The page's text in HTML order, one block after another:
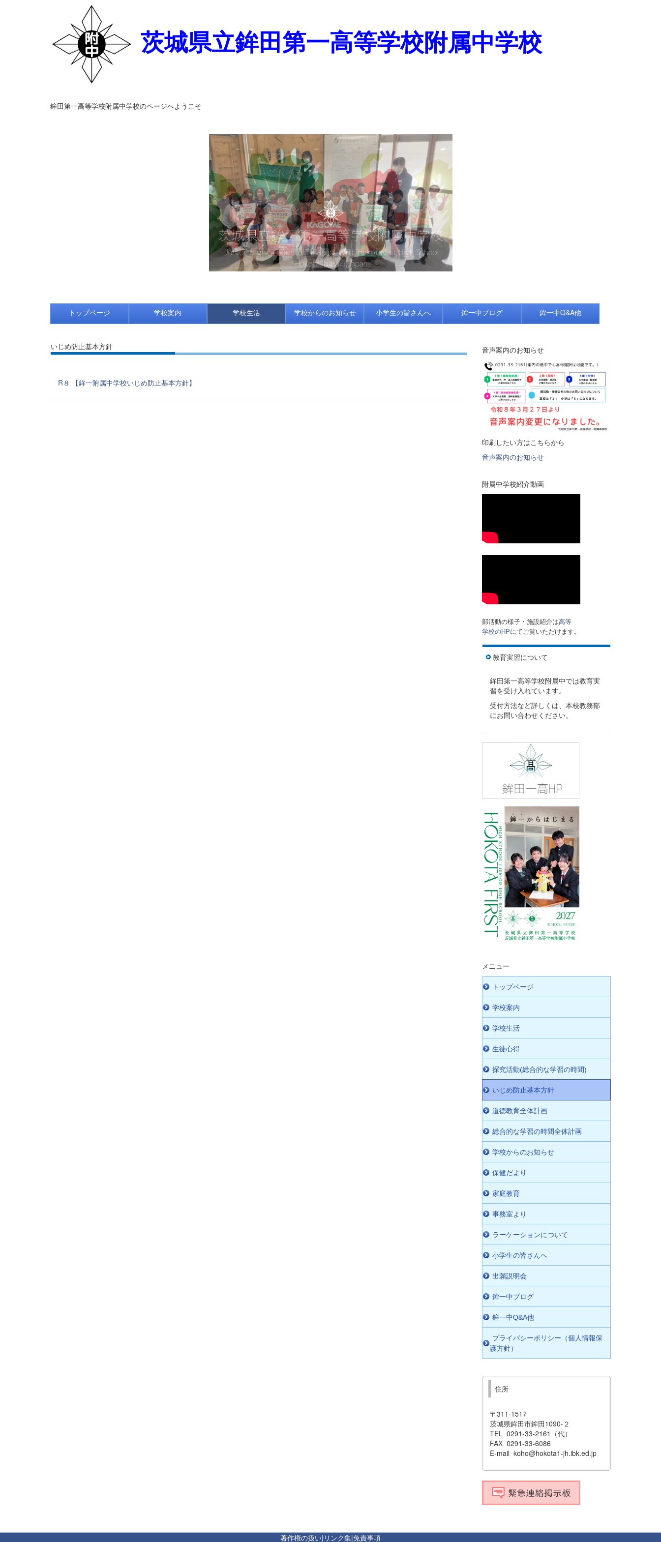
茨城県立鉾田第一高等学校附属中学校
鉾田第一高等学校附属中学校のページへようこそ
トップページ 学校案内 学校生活 学校からのお知らせ 小学生の皆さんへ 鉾一中ブログ 鉾一中Q&A他
いじめ防止基本方針
R８ 【鉾一附属中学校いじめ防止基本方針】
音声案内のお知らせ
印刷したい方はこちらから
音声案内のお知らせ
附属中学校紹介動画
部活動の様子・施設紹介は高等
学校のHPにてご覧いただけます。
教育実習について
鉾田第一高等学校附属中では教育実
習を受け入れています。
受付方法など詳しくは、本校教務部
にお問い合わせください。
メニュー
トップページ
学校案内
学校生活
生徒心得
探究活動(総合的な学習の時間)
いじめ防止基本方針
道徳教育全体計画
総合的な学習の時間全体計画
学校からのお知らせ
保健だより
家庭教育
事務室より
ラーケーションについて
小学生の皆さんへ
出願説明会
鉾一中ブログ
鉾一中Q&A他
プライバシーポリシー（個人情報保
護方針）
住所
〒311-1517
茨城県鉾田市鉾田1090-２
TEL 0291-33-2161（代）
FAX 0291-33-6086
E-mail koho@hokota1-jh.ibk.ed.jp
著作権の扱い| リンク集|免責事項